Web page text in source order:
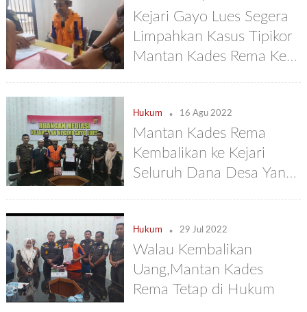
Kejari Gayo Lues Segera
Limpahkan Kasus Tipikor
Mantan Kades Rema Ke
Hukum . 16 Agu 2022
Mantan Kades Rema
Kembalikan ke Kejari
Seluruh Dana Desa Yang
Hukum . 29 Jul 2022
Walau Kembalikan
Uang,Mantan Kades
Rema Tetap di Hukum